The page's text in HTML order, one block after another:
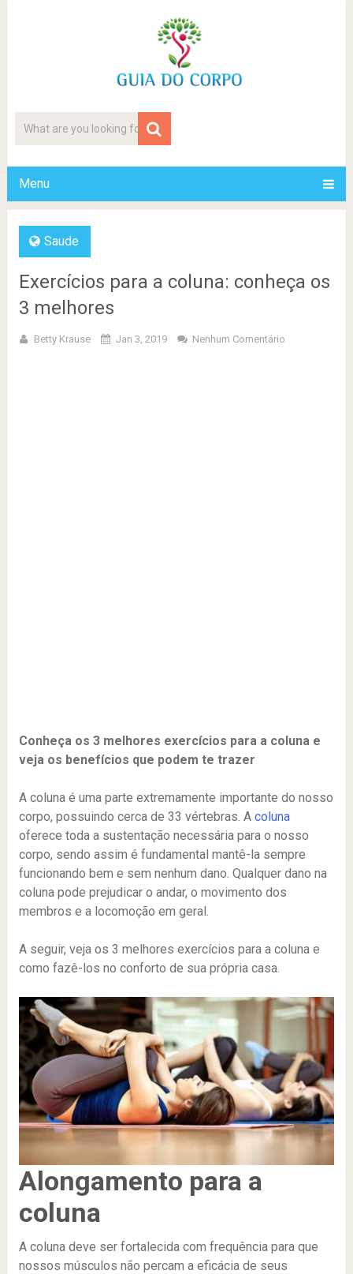
Menu
Saude
Exercícios para a coluna: conheça os
3 melhores
Betty Krause Jan 3, 2019 Nenhum Comentário
Conheça os 3 melhores exercícios para a coluna e
veja os benefícios que podem te trazer
A coluna é uma parte extremamente importante do nosso
corpo, possuindo cerca de 33 vértebras. A coluna
oferece toda a sustentação necessária para o nosso
corpo, sendo assim é fundamental mantê-la sempre
funcionando bem e sem nenhum dano. Qualquer dano na
coluna pode prejudicar o andar, o movimento dos
membros e a locomoção em geral.
A seguir, veja os 3 melhores exercícios para a coluna e
como fazê-los no conforto de sua própria casa.
Alongamento para a
coluna
A coluna deve ser fortalecida com frequência para que
nossos músculos não percam a eficácia de seus